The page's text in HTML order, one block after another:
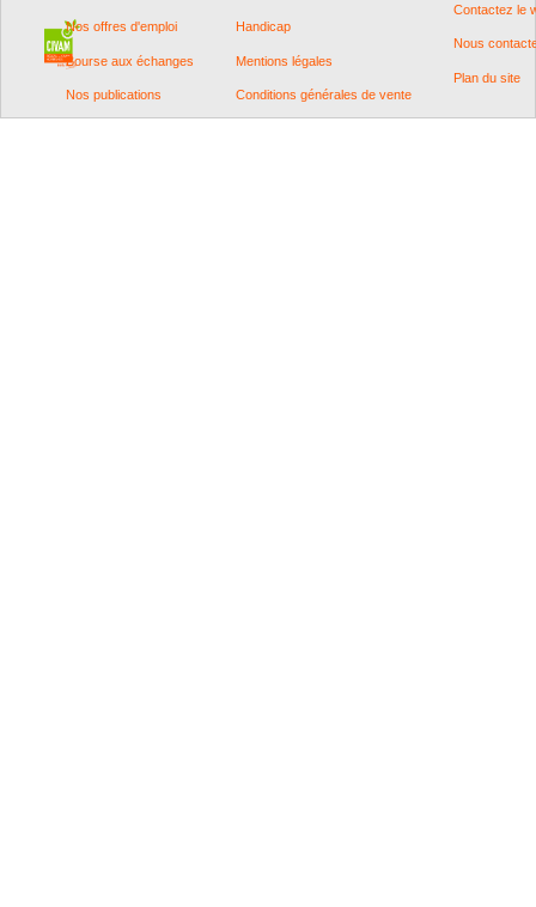
Nos offres d'emploi
Bourse aux échanges
Nos publications
Handicap
Mentions légales
Conditions générales de vente
Contactez le
Nous
Plan du site